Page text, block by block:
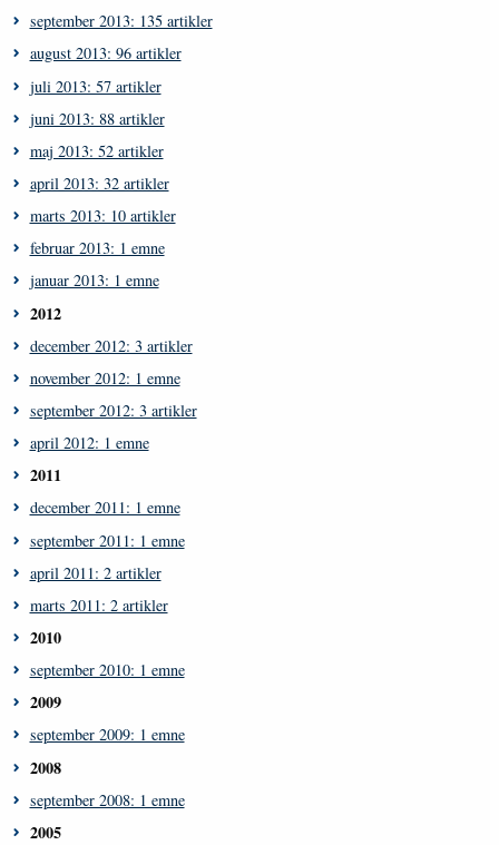
september 2013: 135 artikler
august 2013: 96 artikler
juli 2013: 57 artikler
juni 2013: 88 artikler
maj 2013: 52 artikler
april 2013: 32 artikler
marts 2013: 10 artikler
februar 2013: 1 emne
januar 2013: 1 emne
2012
december 2012: 3 artikler
november 2012: 1 emne
september 2012: 3 artikler
april 2012: 1 emne
2011
december 2011: 1 emne
september 2011: 1 emne
april 2011: 2 artikler
marts 2011: 2 artikler
2010
september 2010: 1 emne
2009
september 2009: 1 emne
2008
september 2008: 1 emne
2005